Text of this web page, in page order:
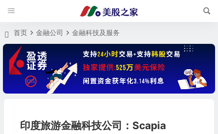
首页 金融公司 金融科技及服务
印度旅游金融科技公司：Scapia